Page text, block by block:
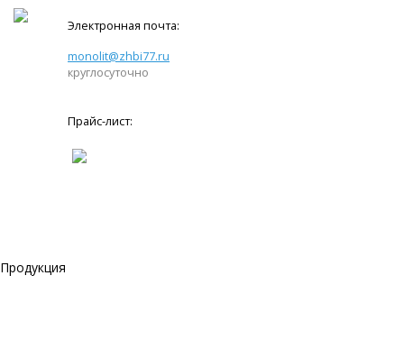
Электронная почта:
monolit@zhbi77.ru
круглосуточно
Прайс-лист:
Продукция